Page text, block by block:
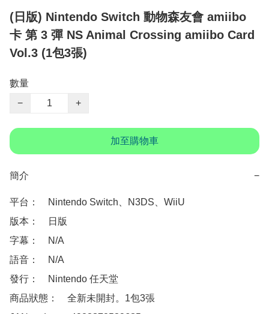
(日版) Nintendo Switch 動物森友會 amiibo
卡 第 3 彈 NS Animal Crossing amiibo Card
Vol.3 (1包3張)
數量
−
+
加至購物車
簡介 −
平台：　Nintendo Switch、N3DS、WiiU
版本：　日版
字幕：　N/A
語音：　N/A
發行：　Nintendo 任天堂
商品狀態：　全新未開封。1包3張